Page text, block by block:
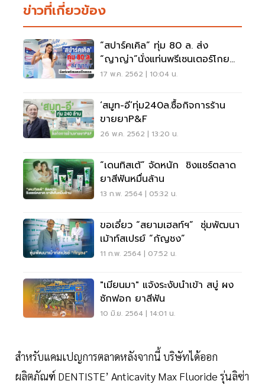
ข่าวที่เกี่ยวข้อง
“สปาร์คเคิล” ทุ่ม 80 ล. ส่ง
“ญาญ่า”นั่งแท่นพรีเซนเตอร์โกย
ยอด
17 พ.ค. 2562 | 10:04 น.
‘สมูท-อี’ทุ่ม240ล.ซื้อกิจการร้าน
ขายยาP&F
26 พ.ค. 2562 | 13:20 น.
“เดนทิสเต้” จัดหนัก ชิงแชร์ตลาด
ยาสีฟันหมื่นล้าน
13 ก.พ. 2564 | 05:32 น.
ขอเอี่ยว “สยามเฮลท์ฯ” ซุ่มพัฒนา
เม้าท์สเปรย์ “กัญชง”
11 ก.พ. 2564 | 07:52 น.
"เมียนมา" แจ้งระงับนำเข้า สบู่ ผง
ซักฟอก ยาสีฟัน
10 มิ.ย. 2564 | 14:01 น.
สำหรับแคมเปญการตลาดหลังจากนี้ บริษัทได้ออก
ผลิตภัณฑ์ DENTISTE’ Anticavity Max Fluoride รุ่นลิซ่า